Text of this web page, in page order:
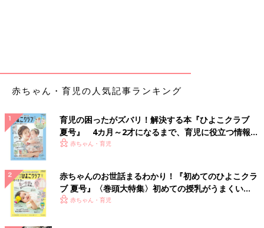
赤ちゃん・育児の人気記事ランキング
育児の困ったがズバリ！解決する本『ひよこクラブ
夏号』 4カ月～2才になるまで、育児に役立つ情報が
いっぱい！
赤ちゃん・育児
赤ちゃんのお世話まるわかり！『初めてのひよこクラ
ブ 夏号』〈巻頭大特集〉初めての授乳がうまくい
く！ おっぱい・ミルクの基本と夏のトラブル 解決テ
赤ちゃん・育児